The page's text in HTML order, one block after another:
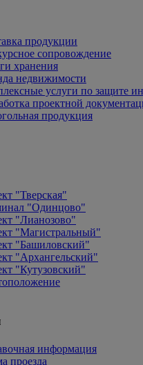
продукции
сопровождение
хранения
недвижимости
услуги по защите
проектной
продукция
"Тверская"
"Одинцово"
"Лианозово"
"Магистральный"
"Башиловский"
"Архангельский"
"Кутузовский"
информация
проезда